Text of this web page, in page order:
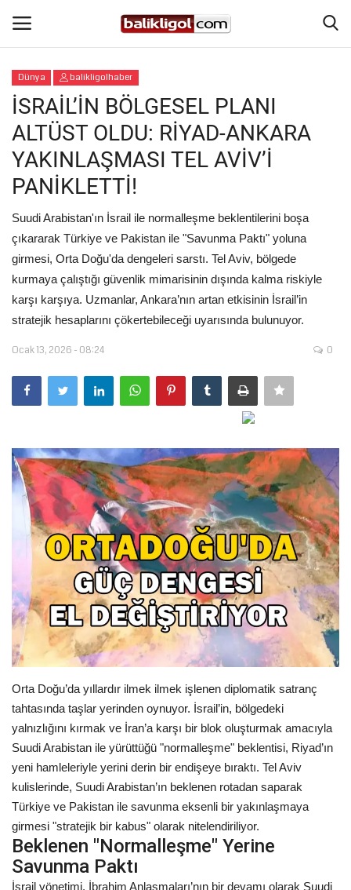
Giriş Yap
Anasayfa
Köşe Yazıları
Magazin
Şanlıurfa
Eğitim
Gündem
Ekonomi
Siyaset
Galeriler
Yaşam
Künye
Sağlık
İletişim
Kültür Sanat
Dünya balikligolhaber
İSRAİL’İN BÖLGESEL PLANI
ALTÜST OLDU: RİYAD-ANKARA
YAKINLAŞMASI TEL AVİV’İ
PANİKLETTİ!
Suudi Arabistan'ın İsrail ile normalleşme beklentilerini boşa
çıkararak Türkiye ve Pakistan ile "Savunma Paktı" yoluna
girmesi, Orta Doğu'da dengeleri sarstı. Tel Aviv, bölgede
kurmaya çalıştığı güvenlik mimarisinin dışında kalma riskiyle
karşı karşıya. Uzmanlar, Ankara’nın artan etkisinin İsrail’in
stratejik hesaplarını çökertebileceği uyarısında bulunuyor.
Ocak 13, 2026 - 08:24 0
Orta Doğu’da yıllardır ilmek ilmek işlenen diplomatik satranç
tahtasında taşlar yerinden oynuyor. İsrail’in, bölgedeki
yalnızlığını kırmak ve İran’a karşı bir blok oluşturmak amacıyla
Suudi Arabistan ile yürüttüğü "normalleşme" beklentisi, Riyad’ın
yeni hamleleriyle yerini derin bir endişeye bıraktı. Tel Aviv
kulislerinde, Suudi Arabistan’ın beklenen rotadan saparak
Türkiye ve Pakistan ile savunma eksenli bir yakınlaşmaya
girmesi "stratejik bir kabus" olarak nitelendiriliyor.
Beklenen "Normalleşme" Yerine
Savunma Paktı
İsrail yönetimi, İbrahim Anlaşmaları’nın bir devamı olarak Suudi